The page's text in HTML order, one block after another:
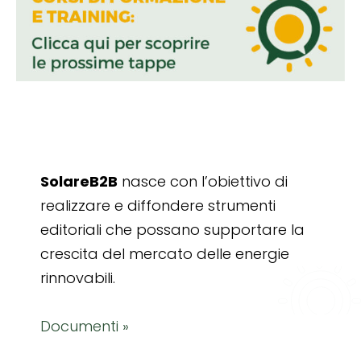
SolareB2B nasce con l’obiettivo di
realizzare e diffondere strumenti
editoriali che possano supportare la
crescita del mercato delle energie
rinnovabili.
Documenti »